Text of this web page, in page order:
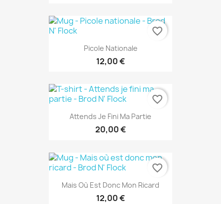
Picole Nationale
12,00 €
favorite_border
Attends Je Fini Ma Partie
20,00 €
favorite_border
Mais Où Est Donc Mon Ricard
12,00 €
favorite_border